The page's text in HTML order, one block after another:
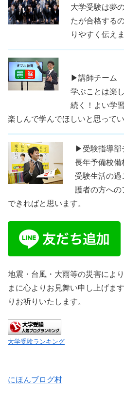
大学受験は夢
たが合格する
りやすく伝えま
▶講師チーム
学ぶことは楽
続く！よい学
楽しんで学んでほしいと思ってい
▶受験指導部
長年予備校備
受験生活の
護者の方への
できればと思います。
地震・台風・大雨等の災害によ
まに心よりお見舞い申し上げま
りお祈りいたします。
大学受験ランキング
にほんブログ村